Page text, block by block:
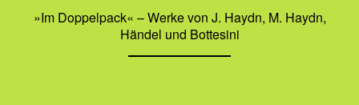
»Im Doppelpack« – Werke von J. Haydn, M. Haydn,
Händel und Bottesini